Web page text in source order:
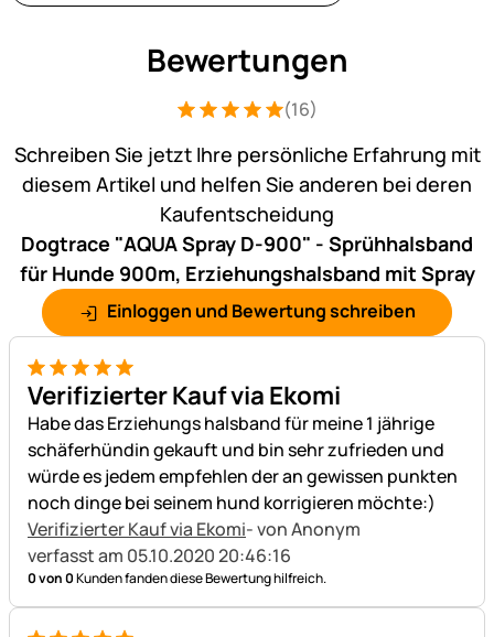
Bewertungen
Bewertung: 5 von 5 (16 Bewertungen)
16 Bewertungen
(16)
Schreiben Sie jetzt Ihre persönliche Erfahrung mit
diesem Artikel und helfen Sie anderen bei deren
Kaufentscheidung
Dogtrace "AQUA Spray D-900" - Sprühhalsband
für Hunde 900m, Erziehungshalsband mit Spray
Einloggen und Bewertung schreiben
5 von 5
Verifizierter Kauf via Ekomi
Habe das Erziehungs halsband für meine 1 jährige
schäferhündin gekauft und bin sehr zufrieden und
würde es jedem empfehlen der an gewissen punkten
noch dinge bei seinem hund korrigieren möchte:)
Verifizierter Kauf via Ekomi- von Anonym
verfasst am 05.10.2020 20:46:16
0 von 0Kunden fanden diese Bewertung hilfreich.